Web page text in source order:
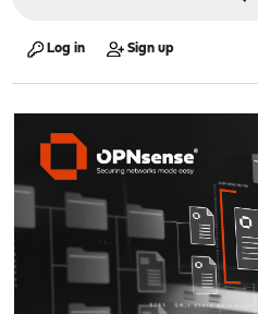
Log in Sign up